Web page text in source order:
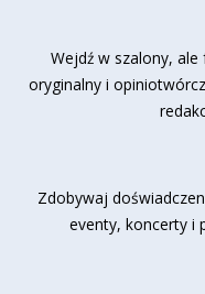
Wejdź w szalony,
oryginalny i
Zdobywaj
eventy, koncerty i